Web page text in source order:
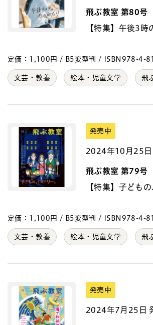
飛ぶ教室 第80号
【特集】午後3時
定価：1,100円 / B5変型判 / ISBN978-4-
文芸・教養 絵本・児童文学 飛
発売中
2024年10月25日
飛ぶ教室 第79号
【特集】子ども
定価：1,100円 / B5変型判 / ISBN978-4-
文芸・教養 絵本・児童文学 飛
発売中
2024年7月25日